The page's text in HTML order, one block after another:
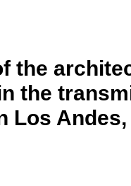
the
the
Los